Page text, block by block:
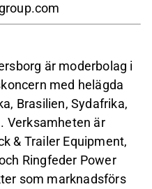
är moderbolag i
med helägda
Brasilien, Sydafrika,
Verksamheten är
& Trailer Equipment,
Ringfeder Power
som marknadsförs